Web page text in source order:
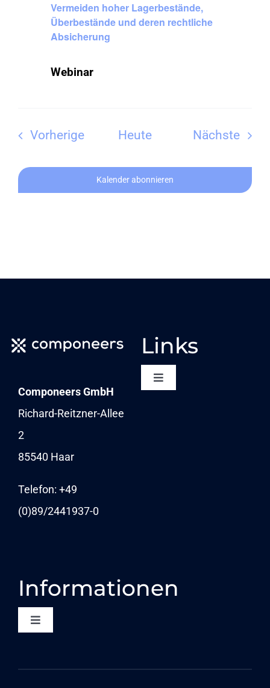
Vermeiden hoher Lagerbestände,
Überbestände und deren rechtliche
Absicherung
Webinar
VorherigeVeranstaltungen
Heute Nächste
Kalender abonnieren
Componeers GmbH
Richard-Reitzner-Allee
2
85540 Haar
Telefon: +49
(0)89/2441937-0
Links
Toggle
NEWSLETTER
NEWS
Informationen
Toggle